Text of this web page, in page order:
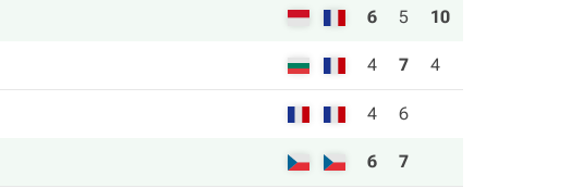
6 5 10
4 7 4
4 6
6 7